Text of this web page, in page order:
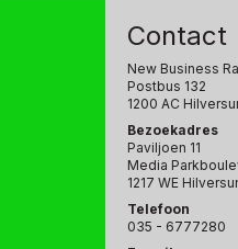
Contact
New Business
Postbus 132
1200 AC
Bezoekadres
Paviljoen 11
Media
1217 WE
Telefoon
035 - 6777280